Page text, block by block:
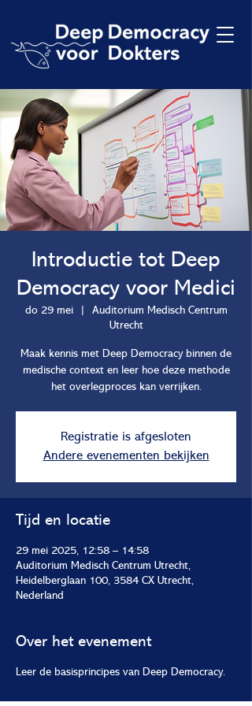
Introductie tot Deep
Democracy voor Medici
do 29 mei
  |
Auditorium Medisch Centrum
Utrecht
Maak kennis met Deep Democracy binnen de
medische context en leer hoe deze methode
het overlegproces kan verrijken.
Registratie is afgesloten
Andere evenementen bekijken
Tijd en locatie
29 mei 2025, 12:58 – 14:58
Auditorium Medisch Centrum Utrecht,
Heidelberglaan 100, 3584 CX Utrecht,
Nederland
Over het evenement
Leer de basisprincipes van Deep Democracy.